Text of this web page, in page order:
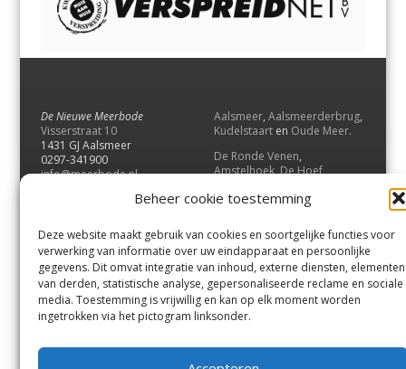
Beheer cookie toestemming
Deze website maakt gebruik van cookies en soortgelijke functies voor
verwerking van informatie over uw eindapparaat en persoonlijke
gegevens. Dit omvat integratie van inhoud, externe diensten, elementen
van derden, statistische analyse, gepersonaliseerde reclame en sociale
media. Toestemming is vrijwillig en kan op elk moment worden
ingetrokken via het pictogram linksonder.
De Nieuwe Meerbode
Visserstraat 10
1431 GJ Aalsmeer
0297-341900
info@meerbode.nl
Aalsmeer, Aalsmeerderbrug,
Kudelstaart en Oude Meer.
De Ronde Venen,
Amstelhoek,De Hoef,
Vrouwenakker,Waverveen
UithoornenDe Kwakel.
Contact
Andere uitgaven
Bezorgklacht
Vacatures
Voorwaarden